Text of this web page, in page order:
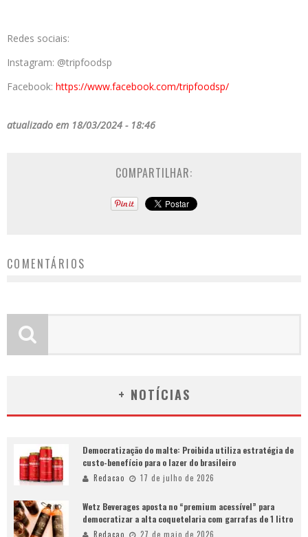
Redes sociais:
Instagram: @tripfoodsp
Facebook: https://www.facebook.com/tripfoodsp/
atualizado em 18/03/2024 - 18:46
COMPARTILHAR:
COMENTÁRIOS
+ NOTÍCIAS
Democratização do malte: Proibida utiliza estratégia de
custo-benefício para o lazer do brasileiro
Redacao 17 de julho de 2026
Wetz Beverages aposta no “premium acessível” para
democratizar a alta coquetelaria com garrafas de 1 litro
Redacao 27 de maio de 2026